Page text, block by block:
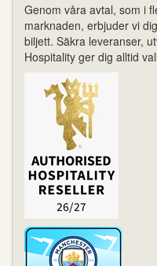
Genom våra avtal, som i
marknaden, erbjuder vi
biljett. Säkra leveranser,
Hospitality ger dig alltid